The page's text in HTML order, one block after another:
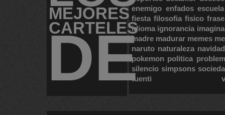
MEJORES
CARTELES
DE
enemigo enfados escuela
fiesta filosofia fisico
idioma ignorancia
madre madurar memes
naruto naturaleza navidad
pokemon politica
silencio simpsons
tuenti